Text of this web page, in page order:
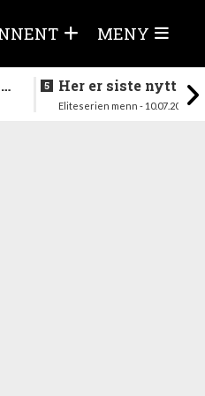
MENY
Her er siste nytt
season
Eliteserien menn - 10.07.2026 -